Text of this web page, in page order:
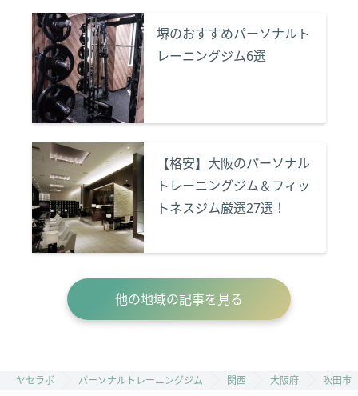
堺のおすすめパーソナルト
レーニングジム6選
【格安】大阪のパーソナル
トレーニングジム＆フィッ
トネスジム厳選27選！
他の地域の記事を見る
ヤセラボ パーソナルトレーニングジム 関西 大阪府 吹田市